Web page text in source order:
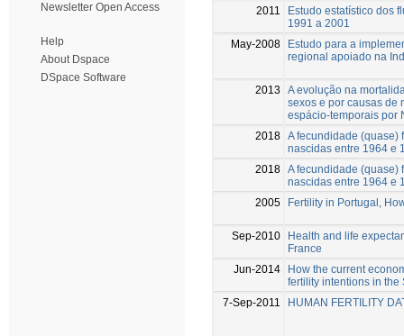
Newsletter Open Access
Help
About Dspace
DSpace Software
2011
Estudo estatístico dos
1991 a 2001
May-2008
Estudo para a
regional apoiado na
2013
A evolução na
sexos e por causas de
espácio-temporais por
2018 A fecundidade (quase)
nascidas entre 1964 e
2018 A fecundidade (quase)
nascidas entre 1964 e
2005
Fertility in Portugal,
Sep-2010
Health and life
France
Jun-2014
How the current
fertility intentions in
7-Sep-2011
HUMAN FERTILITY